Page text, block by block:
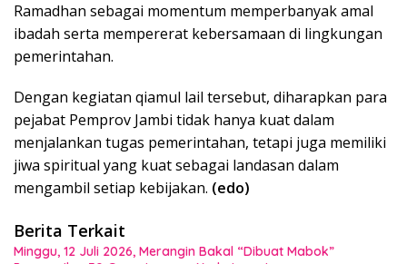
Ramadhan sebagai momentum memperbanyak amal
ibadah serta mempererat kebersamaan di lingkungan
pemerintahan.
Dengan kegiatan qiamul lail tersebut, diharapkan para
pejabat Pemprov Jambi tidak hanya kuat dalam
menjalankan tugas pemerintahan, tetapi juga memiliki
jiwa spiritual yang kuat sebagai landasan dalam
mengambil setiap kebijakan. (edo)
Berita Terkait
Minggu, 12 Juli 2026, Merangin Bakal “Dibuat Mabok”